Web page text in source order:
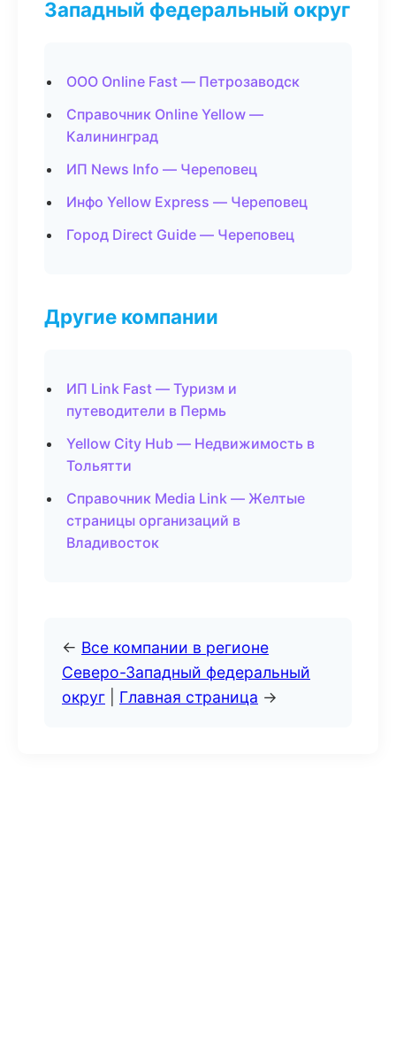
Западный федеральный округ
ООО Online Fast — Петрозаводск
Справочник Online Yellow —
Калининград
ИП News Info — Череповец
Инфо Yellow Express — Череповец
Город Direct Guide — Череповец
Другие компании
ИП Link Fast — Туризм и
путеводители в Пермь
Yellow City Hub — Недвижимость в
Тольятти
Справочник Media Link — Желтые
страницы организаций в
Владивосток
← Все компании в регионе
Северо-Западный федеральный
округ
Главная страница →